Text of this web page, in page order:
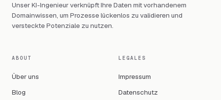
Unser KI-Ingenieur verknüpft Ihre Daten mit vorhandenem
Domainwissen, um Prozesse lückenlos zu validieren und
versteckte Potenziale zu nutzen.
ABOUT
Über uns
Blog
LEGALES
Impressum
Datenschutz